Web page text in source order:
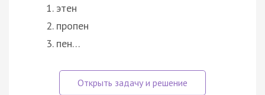
этен
пропен
пен…